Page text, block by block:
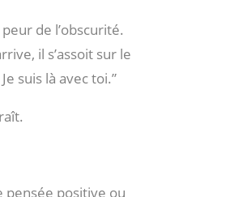
de l’obscurité.
il s’assoit sur le
suis là avec toi.”
pensée positive ou